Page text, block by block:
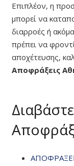
Επιπλέον, η
μπορεί να
διαρροές ή
πρέπει να
αποχέτευσης,
Αποφράξεις